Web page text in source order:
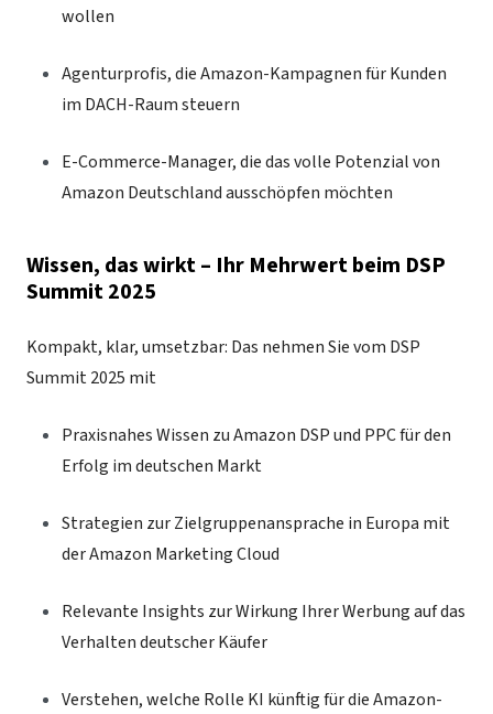
wollen
Agenturprofis, die Amazon-Kampagnen für Kunden
im DACH-Raum steuern
E-Commerce-Manager, die das volle Potenzial von
Amazon Deutschland ausschöpfen möchten
Wissen, das wirkt – Ihr Mehrwert beim DSP
Summit 2025
Kompakt, klar, umsetzbar: Das nehmen Sie vom DSP
Summit 2025 mit
Praxisnahes Wissen zu Amazon DSP und PPC für den
Erfolg im deutschen Markt
Strategien zur Zielgruppenansprache in Europa mit
der Amazon Marketing Cloud
Relevante Insights zur Wirkung Ihrer Werbung auf das
Verhalten deutscher Käufer
Verstehen, welche Rolle KI künftig für die Amazon-